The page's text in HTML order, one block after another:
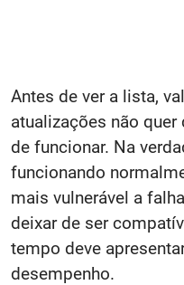
Antes de ver a lista,
atualizações não
de funcionar. Na
funcionando
mais vulnerável a
deixar de ser
tempo deve
desempenho.